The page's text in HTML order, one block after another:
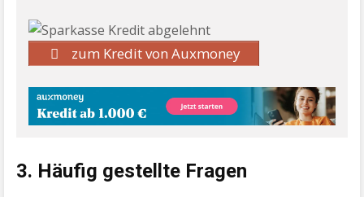
zum Kredit von Auxmoney
3. Häufig gestellte Fragen